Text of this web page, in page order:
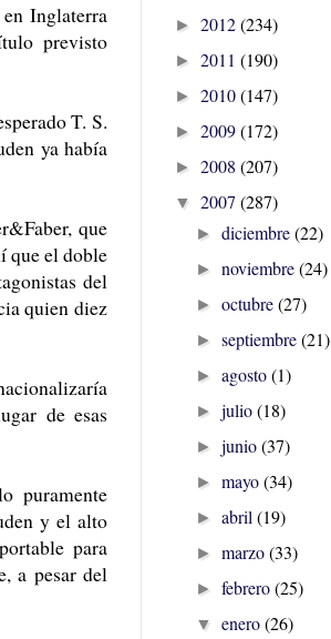
Inglaterra
previsto
T. S.
ya había
que
que el doble
del
quien diez
de esas
puramente
y el alto
para
a pesar del
► 2012(234)
► 2011 (190)
► 2010(147)
► 2009(172)
► 2008 (207)
▼ 2007 (287)
►diciembre(22)
►noviembre(24)
►octubre(27)
►septiembre(21)
►agosto(1)
►julio(18)
►junio(37)
►mayo(34)
►abril(19)
►marzo(33)
►febrero(25)
▼enero(26)